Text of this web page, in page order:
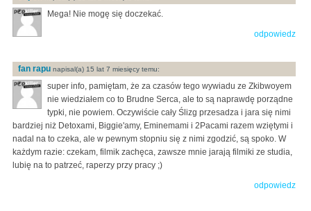
Mega! Nie mogę się doczekać.
odpowiedz
fan rapu napisal(a) 15 lat 7 miesięcy temu:
super info, pamiętam, że za czasów tego wywiadu ze Zkibwoyem
nie wiedziałem co to Brudne Serca, ale to są naprawdę porządne
typki, nie powiem. Oczywiście cały Ślizg przesadza i jara się nimi
bardziej niż Detoxami, Biggie'amy, Eminemami i 2Pacami razem wziętymi i
nadal na to czeka, ale w pewnym stopniu się z nimi zgodzić, są spoko. W
każdym razie: czekam, filmik zachęca, zawsze mnie jarają filmiki ze studia,
lubię na to patrzeć, raperzy przy pracy ;)
odpowiedz